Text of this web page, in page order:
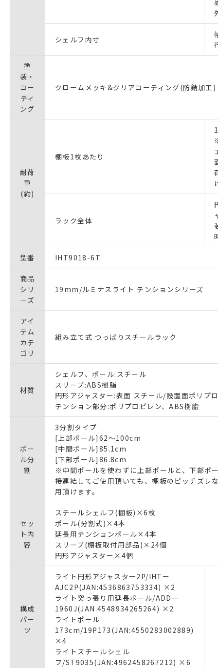
シェルフ内寸
塗
装・
コー
ティ
ング
クロームメッキ&クリアコーティング(防錆加工)
耐荷
重
(約)
棚板1枚あたり
ラック全体
型番 IHT9018-6T
商品
シリ
ーズ
19mm/ルミナスライト テンションシリーズ
アイ
テム
カテ
ゴリ
組み立て式 つっぱりスチールラック
材質
シェルフ、ポール:スチール
スリーブ:ABS樹脂
円形アジャスター:表面 スチール/設置面ポリプ
テンション部分:ポリプロピレン、ABS樹脂
ポー
ル分
割
3分割タイプ
[上部ポール]62〜100cm
[中間ポール]85.1cm
[下部ポール]86.8cm
※中間ポールを使わずに上部ポールと、下部ポ
接連結してご使用頂いても、棚板のピッチズレ
用頂けます。
セッ
ト内
容
スチールシェルフ(棚板)×6枚
ポール(分割式)×4本
延長用テンションポール×4本
スリーブ(棚板取付用部品)×24個
円形アジャスター×4個
構成
パー
ツ
ライト円形アジャスター2P/IHTー
AJC2P(JAN:4536863753334) ×2
ライト突っ張り用延長ポール/ADDー
1960J(JAN:4548934265264) ×2
ライトポール
173cm/19P173(JAN:4550283002889)
×4
ライトスチールシェル
フ/ST9035(JAN:4962458267212) ×6